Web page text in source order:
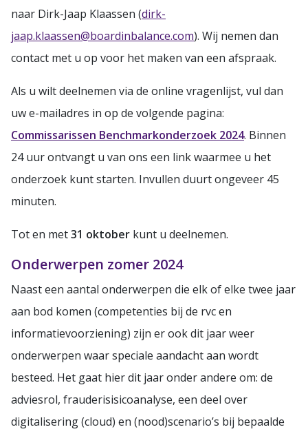
naar Dirk-Jaap Klaassen (dirk-
jaap.klaassen@boardinbalance.com). Wij nemen dan
contact met u op voor het maken van een afspraak.
Als u wilt deelnemen via de online vragenlijst, vul dan
uw e-mailadres in op de volgende pagina:
Commissarissen Benchmarkonderzoek 2024. Binnen
24 uur ontvangt u van ons een link waarmee u het
onderzoek kunt starten. Invullen duurt ongeveer 45
minuten.
Tot en met31 oktober kunt u deelnemen.
Onderwerpen zomer 2024
Naast een aantal onderwerpen die elk of elke twee jaar
aan bod komen (competenties bij de rvc en
informatievoorziening) zijn er ook dit jaar weer
onderwerpen waar speciale aandacht aan wordt
besteed. Het gaat hier dit jaar onder andere om: de
adviesrol, frauderisisicoanalyse, een deel over
digitalisering (cloud) en (nood)scenario’s bij bepaalde